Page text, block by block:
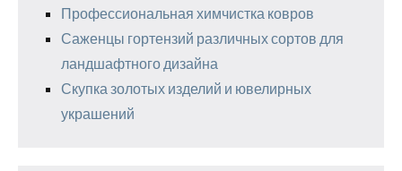
Профессиональная химчистка ковров
Саженцы гортензий различных сортов для
ландшафтного дизайна
Скупка золотых изделий и ювелирных
украшений